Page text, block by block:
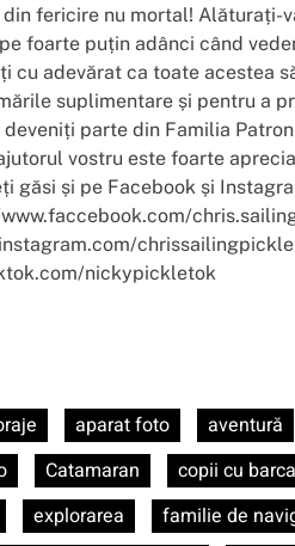
fericire nu mortal! Alăturați-
foarte puțin adânci când
cu adevărat ca toate acestea
suplimentare și pentru a
parte din Familia
vostru este foarte
găsi și pe Facebook și
chrissailingpickle
nickypickletok
aparat foto aventură
Catamaran
copii cu barca
explorarea
familie de